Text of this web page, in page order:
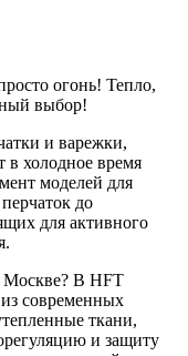
огонь! Тепло,
выбор!
и варежки,
в холодное время
моделей для
до
для активного
Москве? В HFT
современных
ткани,
и защиту